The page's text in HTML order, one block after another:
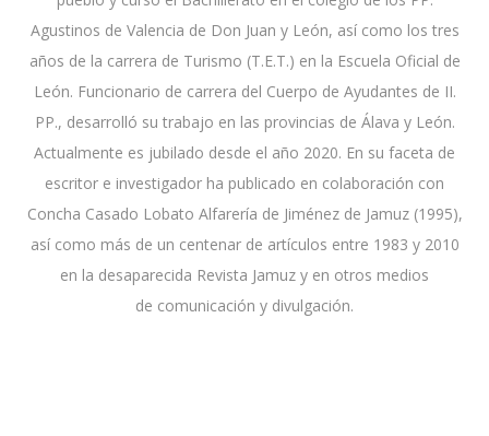
Agustinos de Valencia de Don Juan y León, así como los tres
años de la carrera de Turismo (T.E.T.) en la Escuela Oficial de
León. Funcionario de carrera del Cuerpo de Ayudantes de II.
PP., desarrolló su trabajo en las provincias de Álava y León.
Actualmente es jubilado desde el año 2020. En su faceta de
escritor e investigador ha publicado en colaboración con
Concha Casado Lobato Alfarería de Jiménez de Jamuz (1995),
así como más de un centenar de artículos entre 1983 y 2010
en la desaparecida Revista Jamuz y en otros medios
de comunicación y divulgación.